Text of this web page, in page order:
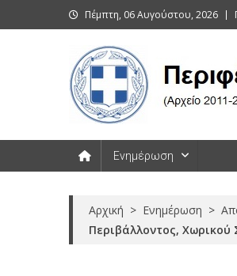
to
Πέμπτη, 06 Αυγούστου, 2026
Περιφέρεια
Ενημέρωση
Αρχική > Ενημέρωση >
Περιβάλλοντος,